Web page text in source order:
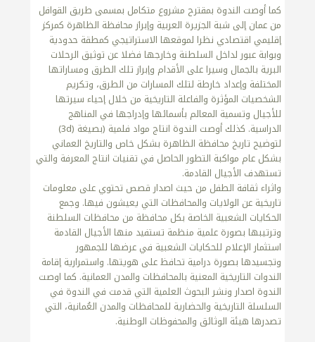
كما أوصت الندوة بمقترح مشروع متكامل بمسمى طريق القوافل
من عمان إلى شبة الجزيرة العربية وإبراز محافظة الظاهرة كمركز
إقليمي اقتصادي نظرا لموقعها الاستراتيجي كمطقة حدودية
وبوابة عبور لداخل السلطنة وخارجها فضلا عن توثيق الرحلات
البرية بالجمال وسيرا على الأقدام وإبراز تلك الطرق ومساراتها
المختلفة وإعداد خارطة لتلك المسارات من الطرق، وتكريم
الشخصيات المؤثرة والفاعلة التاريخية من خلال إحياء سيرتها
للأجيال وتسمية المعالم بأسمائها وإدراجها في المناهج
الدراسية. كذلك أوصت الندوة انتاج مواد فلمية (بصيغة (3d)
لتوضيح تاريخ محافظة الظاهرة بشكل خاص والتاريخ العماني
بشكل عام مواكبة التطور الحاصل في تقنيات انتاج المعرفة والتي
تستهدف الأجيال القادمة.
واثراء ثقافة الطفل من حيث اصدار قصص تحتوي على معلومات
تاريخية عن الولايات والمحافظات التي يعيشون فيها. وجمع
الحكايات الشعبية الخاصة بكل محافظة من محافظات السلطنة
وترتيبها بصورة علمية منظمة تستفيد منها الأجيال القادمة
استثمار الإعلام للحكايات الشعبية في عرضها للجمهور
وتجسيدها بصورة درامية تحافظ على هويتها. واستمرارية إقامة
الندوات التاريخية المعنية بالمحافظات والمدن العمانية. كما اوصت
الندوة اصدار ونشر البحوث العلمية التي قدمت في الندوة في
السلسلة التاريخية والحضارية للمحافظات والمدن العُمانية، التي
تصدرها هيئة الوثائق والمحفوظات الوطنية.